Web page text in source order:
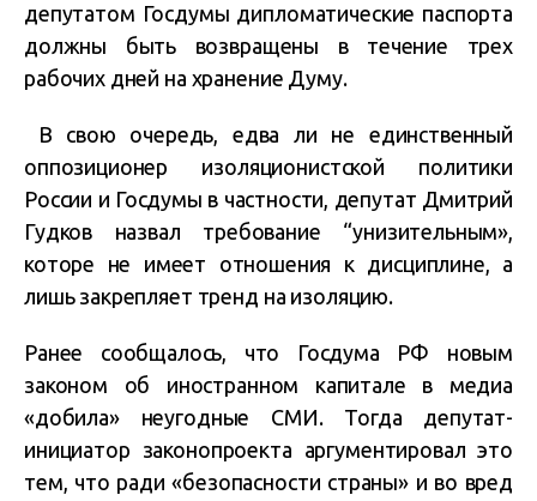
депутатом Госдумы дипломатические паспорта
должны быть возвращены в течение трех
рабочих дней на хранение Думу.
В свою очередь, едва ли не единственный
оппозиционер изоляционистской политики
России и Госдумы в частности, депутат Дмитрий
Гудков назвал требование “унизительным»,
которе не имеет отношения к дисциплине, а
лишь закрепляет тренд на изоляцию.
Ранее сообщалось, что Госдума РФ новым
законом об иностранном капитале в медиа
«добила» неугодные СМИ. Тогда депутат-
инициатор законопроекта аргументировал это
тем, что ради «безопасности страны» и во вред